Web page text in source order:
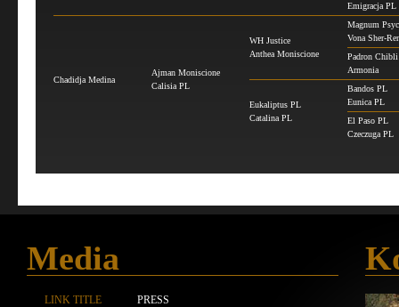
Emigracja PL
Chadidja Medina
Ajman Moniscione
Calisia PL
WH Justice
Anthea Moniscione
Magnum
Vona Sher-
Padron Chibli
Armonia
Eukaliptus PL
Catalina PL
Bandos PL
Eunica PL
El Paso PL
Czeczuga PL
Media
LINK TITLE PRESS